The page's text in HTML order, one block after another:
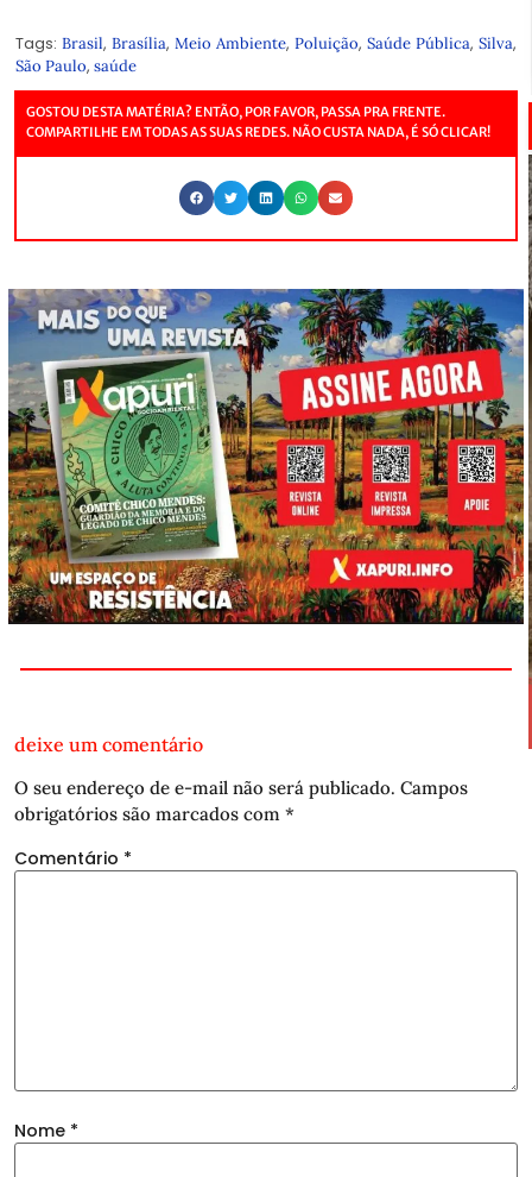
Tags: Brasil, Brasília, Meio Ambiente, Poluição, Saúde Pública, Silva,
São Paulo, saúde
GOSTOU DESTA MATÉRIA? ENTÃO, POR FAVOR, PASSA PRA FRENTE.
COMPARTILHE EM TODAS AS SUAS REDES. NÃO CUSTA NADA, É SÓ CLICAR!
deixe um comentário
O seu endereço de e-mail não será publicado. Campos
obrigatórios são marcados com *
Comentário *
Nome *